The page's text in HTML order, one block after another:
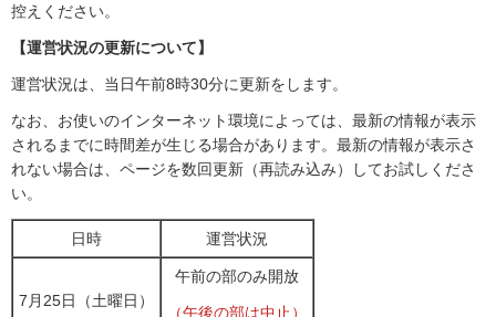
控えください。
【運営状況の更新について】
運営状況は、当日午前8時30分に更新をします。
なお、お使いのインターネット環境によっては、最新の情報が表示
されるまでに時間差が生じる場合があります。最新の情報が表示さ
れない場合は、ページを数回更新（再読み込み）してお試しくださ
い。
日時 運営状況
7月25日（土曜日）
午前の部のみ開放
（午後の部は中止）